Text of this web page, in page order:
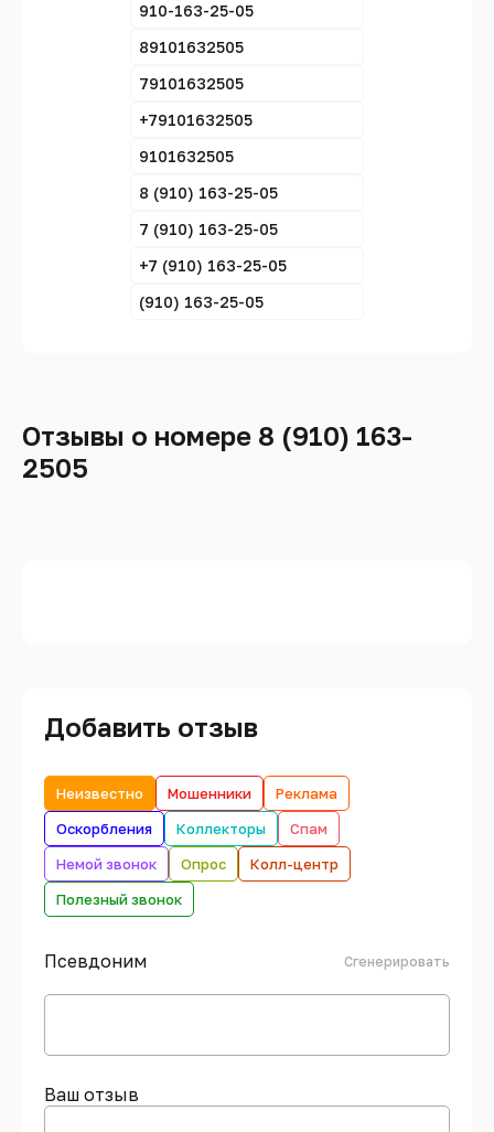
910-163-25-05
89101632505
79101632505
+79101632505
9101632505
8 (910) 163-25-05
7 (910) 163-25-05
+7 (910) 163-25-05
(910) 163-25-05
Отзывы о номере 8 (910) 163-
2505
Добавить отзыв
Неизвестно Мошенники
Реклама
Оскорбления
Коллекторы
Спам
Немой звонок
Опрос
Колл-центр
Полезный звонок
Псевдоним Сгенерировать
Ваш отзыв